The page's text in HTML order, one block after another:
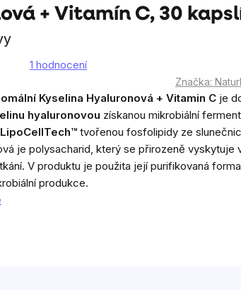
+ Vitamín C, 30
1 hodnocení
Značka:
Kyselina Hyaluronová + Vitamin C je
hyaluronovou získanou mikrobiální
LipoCellTech™ tvořenou fosfolipidy ze
je polysacharid, který se přirozeně vyskytuje
V produktu je použita její purifikovaná
produkce.